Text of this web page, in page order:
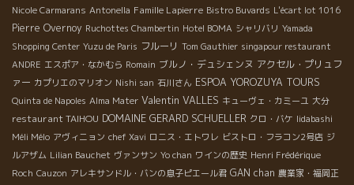
Nicole Carmarans Antonella Famille Lapierre Bistro Buvards L'écart lot 1016
Pierre Overnoy Ruchottes Chambertin Hotel BOMA シャリバリ Yamada
Shopping Center Yuzu de Paris フルーリ Tom Gauthier singapour restaurant
ANDRE エスポア・なかむら Romain ブルノ・デュシェンヌ アクセル・プリュフ
ァー カプリエのマリオン Nishi san 石川さん ESPOA YOROZUYA TOURS
Quinta de Napoles Alma Mater Valentin VALLES キューヴェ・カミーユ 大分
restaurant TAIHOU DOMAINE GERARD SCHUELLER クロ・バケ Iidabashi
Méli Mélo アヴィニョン chef Xavi ロニス・エトワレ ビストロ・フラコン2号店 ジ
ルアザム Lilian Bauchet ヴァンサン Yo chan ワインの歴史 Henri Frédérique
Roch Cauzon アレキサンドル・バンの息子ピエール君 GAN chan 農業家・福岡正